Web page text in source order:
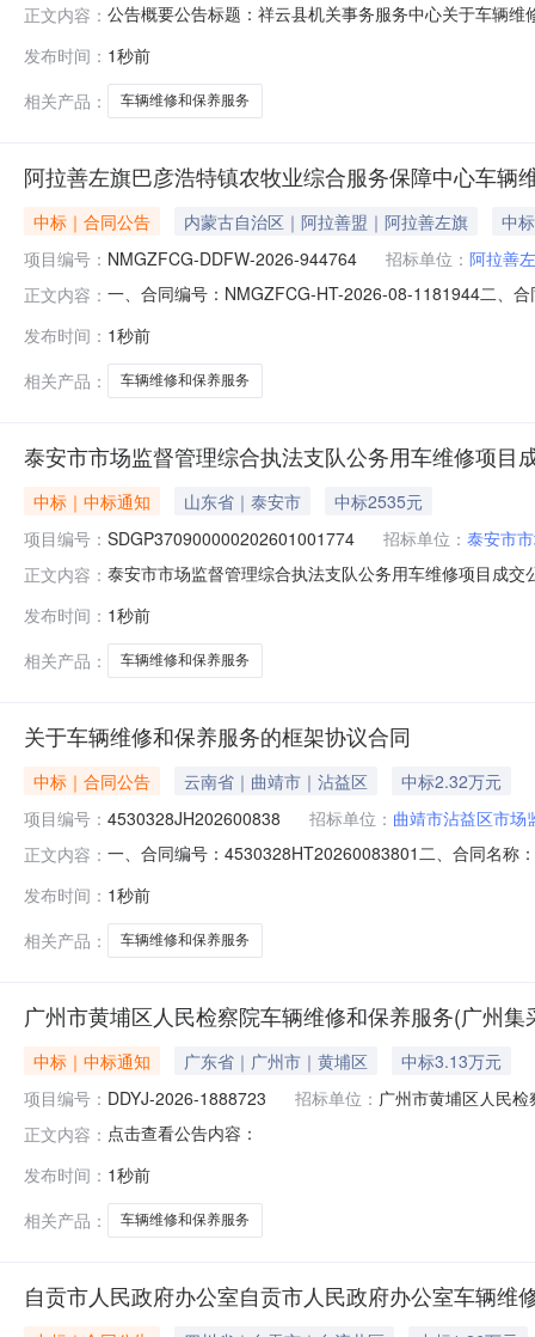
正文内容： 公告概要公告标题：祥云县机关事务服务中心关于车辆
心关于车辆维修和保养服务的框架协议采购项目项目编
发布时间： 1秒前
相关产品：
车辆维修和保养服务
阿拉善左旗巴彦浩特镇农牧业综合服务保障中心车辆
中标｜合同公告 内蒙古自治区｜阿拉善盟｜阿拉善左旗
中
项目编号： NMGZFCG-DDFW-2026-944764 招标单位： 阿拉善
正文内容： 一、合同编号：NMGZFCG-HT-2026-08-1181944二、
镇农牧业综合服务保障中心地址：内蒙古自治区_阿拉
善左旗
发布时间： 1秒前
相关产品：
车辆维修和保养服务
泰安市市场监督管理综合执法支队公务用车维修项目
中标｜中标通知 山东省｜泰安市
中标2535元
项目编号： SDGP370900000202601001774 招标单位： 泰安市
正文内容： 泰安市市场监督管理综合执法支队公务用车维修项目成
维修和保养服务泰安市岱岳区精诚汽车维修中心
发布时间： 1秒前
相关产品：
车辆维修和保养服务
关于车辆维修和保养服务的框架协议合同
中标｜合同公告 云南省｜曲靖市｜沾益区
中标2.32万元
项目编号： 4530328JH202600838 招标单位： 曲靖市沾益区市场
正文内容： 一、合同编号：4530328HT20260083801二、合同名称
云南省曲靖市沾益区联系方式：13769738437六、合同
发布时间： 1秒前
相关产品：
车辆维修和保养服务
广州市黄埔区人民检察院车辆维修和保养服务(广州
中标｜中标通知 广东省｜广州市｜黄埔区
中标3.13万元
项目编号： DDYJ-2026-1888723 招标单位： 广州市⻩埔区人民检
正文内容： 点击查看公告内容：
发布时间： 1秒前
相关产品：
车辆维修和保养服务
自贡市人民政府办公室自贡市人民政府办公室车辆